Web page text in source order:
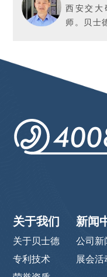
西安交大
师。贝士
关于我们
关于贝士德
专利技术
新闻
公司新
展会活